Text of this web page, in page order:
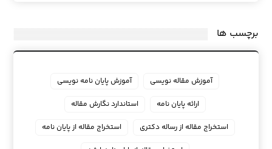
برچسب ها
آموزش مقاله نویسی
آموزش پایان نامه نویسی
ارائه پایان نامه
استاندارد نگارش مقاله
استخراج مقاله از رساله دکتری
استخراج مقاله از پایان نامه